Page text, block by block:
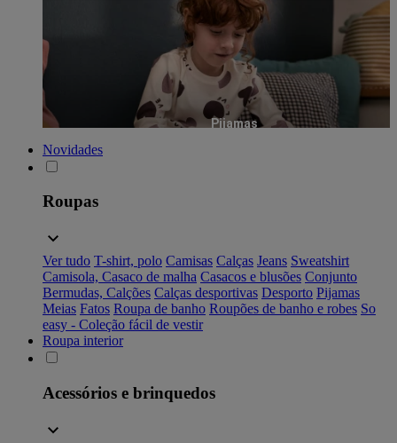
Pijamas
Novidades
Roupas
Ver tudo T-shirt, polo Camisas Calças Jeans Sweatshirt
Camisola, Casaco de malha Casacos e blusões Conjunto
Bermudas, Calções Calças desportivas Desporto Pijamas
Meias Fatos Roupa de banho Roupões de banho e robes So
easy - Coleção fácil de vestir
Roupa interior
Acessórios e brinquedos